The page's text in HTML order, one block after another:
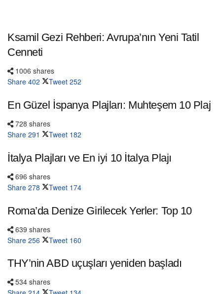
Ksamil Gezi Rehberi: Avrupa’nın Yeni Tatil
Cenneti
1006 shares
Share 402 Tweet 252
En Güzel İspanya Plajları: Muhteşem 10 Plaj
728 shares
Share 291 Tweet 182
İtalya Plajları ve En iyi 10 İtalya Plajı
696 shares
Share 278 Tweet 174
Roma’da Denize Girilecek Yerler: Top 10
639 shares
Share 256 Tweet 160
THY’nin ABD uçuşları yeniden başladı
534 shares